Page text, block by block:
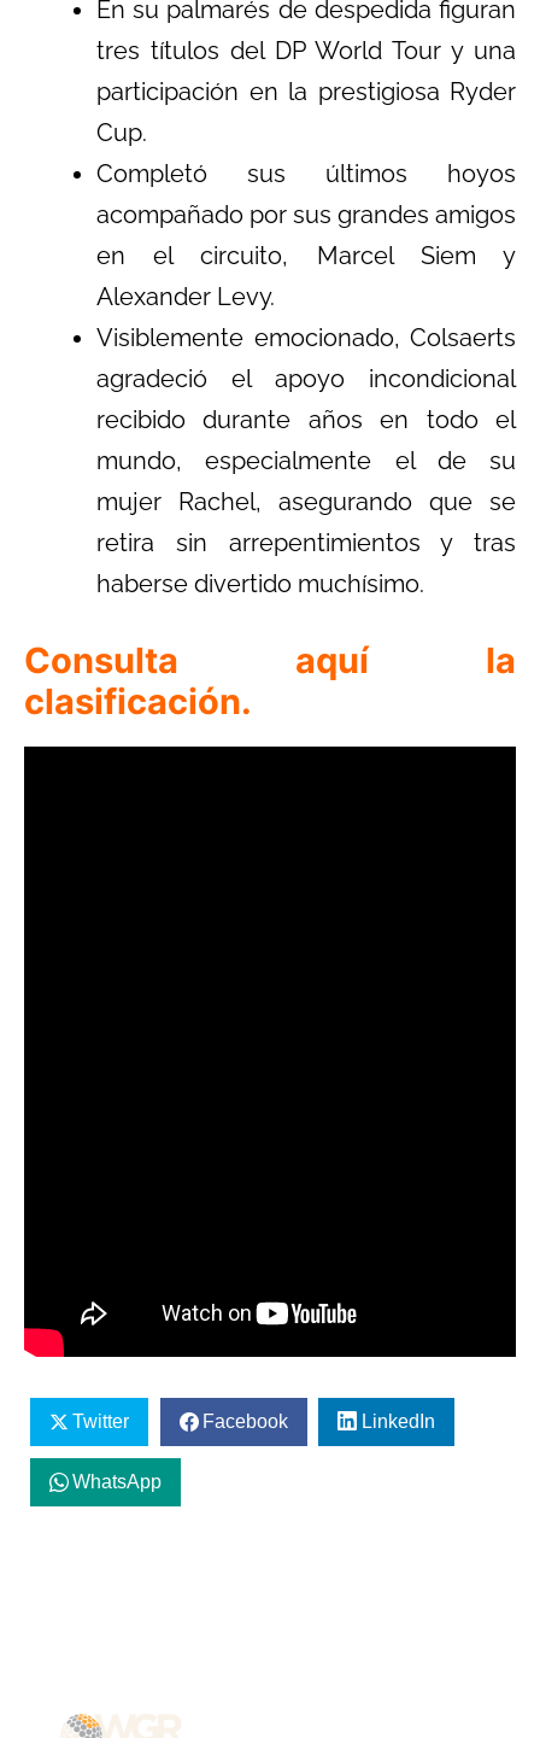
En su palmarés de despedida figuran
tres títulos del DP World Tour y una
participación en la prestigiosa Ryder
Cup.
Completó sus últimos hoyos
acompañado por sus grandes amigos
en el circuito, Marcel Siem y
Alexander Levy.
Visiblemente emocionado, Colsaerts
agradeció el apoyo incondicional
recibido durante años en todo el
mundo, especialmente el de su
mujer Rachel, asegurando que se
retira sin arrepentimientos y tras
haberse divertido muchísimo.
Consulta aquí la
clasificación.
Twitter Facebook LinkedIn
WhatsApp